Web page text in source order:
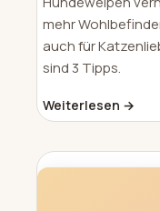
mehr
auch für
sind 3 Tipps.
Weiterlesen →